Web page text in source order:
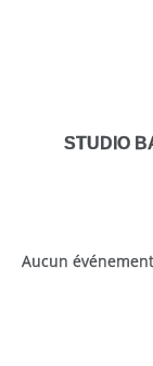
STUDIO
Aucun